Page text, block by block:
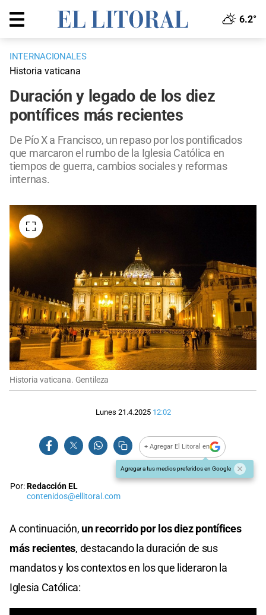
6.2°
INTERNACIONALES
Historia vaticana
Duración y legado de los diez
pontífices más recientes
De Pío X a Francisco, un repaso por los pontificados
que marcaron el rumbo de la Iglesia Católica en
tiempos de guerra, cambios sociales y reformas
internas.
Historia vaticana. Gentileza
Lunes 21.4.2025 12:02
+ Agregar El Litoral en
Agregar a tus medios preferidos en Google
Por:Redacción EL
contenidos@ellitoral.com
A continuación, un recorrido por los diez pontífices
más recientes, destacando la duración de sus
mandatos y los contextos en los que lideraron la
Iglesia Católica:​